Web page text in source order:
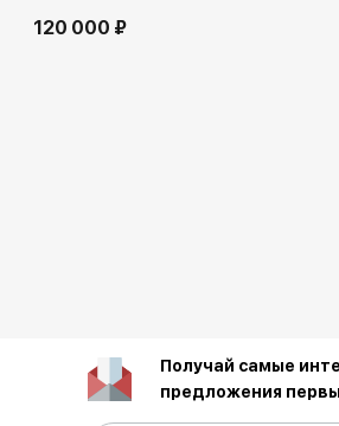
120 000 ₽
Получай самые
предложения